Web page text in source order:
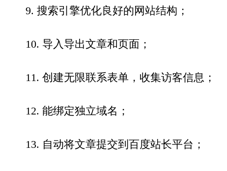
9. 搜索引擎优化良好的网站结构；
10. 导入导出文章和页面；
11. 创建无限联系表单，收集访客信息；
12. 能绑定独立域名；
13. 自动将文章提交到百度站长平台；